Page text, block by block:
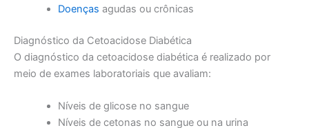
Doenças agudas ou crônicas
Diagnóstico da Cetoacidose Diabética
O diagnóstico da cetoacidose diabética é realizado por
meio de exames laboratoriais que avaliam:
Níveis de glicose no sangue
Níveis de cetonas no sangue ou na urina